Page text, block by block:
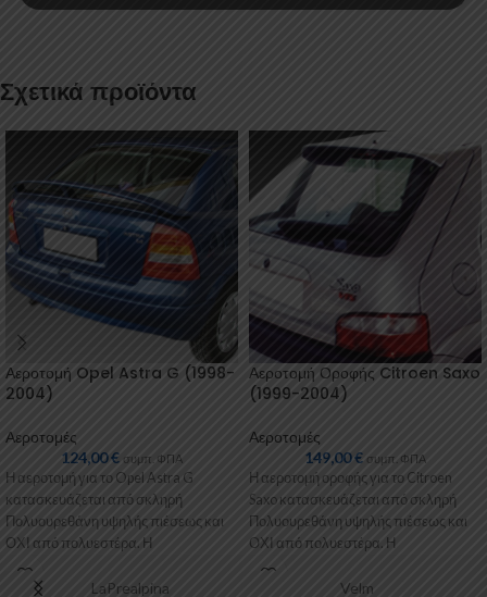
Σχετικά προϊόντα
Αεροτομή Opel Astra G (1998-
2004)
Αεροτομές
124,00€ συμπ. ΦΠΑ
Η αεροτομή για το Opel Astra G
κατασκευάζεται από σκληρή
Πολυουρεθάνη υψηλής πιέσεως και
ΟΧΙ από πολυεστέρα. Η
Πολυουρεθάνη είναι
Αεροτομή Οροφής Citroen Saxo
(1999-2004)
Αεροτομές
149,00€ συμπ. ΦΠΑ
Η αεροτομή οροφής για το Citroen
Saxo κατασκευάζεται από σκληρή
Πολυουρεθάνη υψηλής πιέσεως και
ΟΧΙ από πολυεστέρα. Η
Πολυουρεθάνη είναι
LaPrealpina Velm